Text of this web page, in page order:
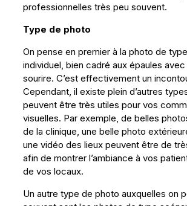
professionnelles très peu souvent.
Type de photo
On pense en premier à la photo de
individuel, bien cadré aux épaules avec
sourire. C’est effectivement un
Cependant, il existe plein d’autres
peuvent être très utiles pour vos
visuelles. Par exemple, de belles
de la clinique, une belle photo
une vidéo des lieux peuvent être de
afin de montrer l’ambiance à vos
de vos locaux.
Un autre type de photo auxquelles on